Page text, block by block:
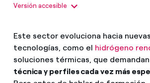
renovables en España
Periodo
2018 – 2024
Leyenda
Versión accesible
Este sector evoluciona hacia
tecnologías, como el hidrógeno
soluciones térmicas, que demandan
técnica y perfiles cada vez más